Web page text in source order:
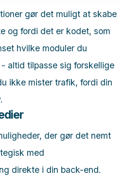
gør det muligt at skabe
og fordi det er kodet, som
hvilke moduler du
altid tilpasse sig forskellige
ikke mister trafik, fordi din
der gør det nemt
med
direkte i din back-end.